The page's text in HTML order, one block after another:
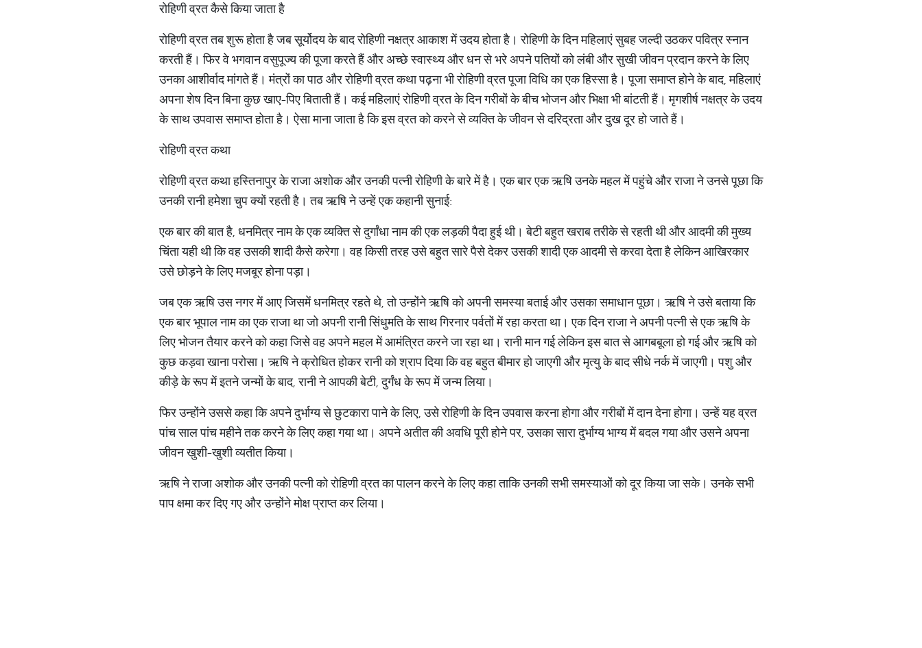
रोहिणी व्रत कैसे किया जाता है
रोहिणी व्रत तब शुरू होता है जब सूर्योदय के बाद रोहिणी नक्षत्र आकाश में उदय होता है। रोहिणी के दिन महिलाएं सुबह जल्दी उठकर पवित्र स्नान
करती हैं। फिर वे भगवान वसुपूज्य की पूजा करते हैं और अच्छे स्वास्थ्य और धन से भरे अपने पतियों को लंबी और सुखी जीवन प्रदान करने के लिए
उनका आशीर्वाद मांगते हैं। मंत्रों का पाठ और रोहिणी व्रत कथा पढ़ना भी रोहिणी व्रत पूजा विधि का एक हिस्सा है। पूजा समाप्त होने के बाद, महिलाएं
अपना शेष दिन बिना कुछ खाए-पिए बिताती हैं। कई महिलाएं रोहिणी व्रत के दिन गरीबों के बीच भोजन और भिक्षा भी बांटती हैं। मृगशीर्ष नक्षत्र के उदय
के साथ उपवास समाप्त होता है। ऐसा माना जाता है कि इस व्रत को करने से व्यक्ति के जीवन से दरिद्रता और दुख दूर हो जाते हैं।
रोहिणी व्रत कथा
रोहिणी व्रत कथा हस्तिनापुर के राजा अशोक और उनकी पत्नी रोहिणी के बारे में है। एक बार एक ऋषि उनके महल में पहुंचे और राजा ने उनसे पूछा कि
उनकी रानी हमेशा चुप क्यों रहती है। तब ऋषि ने उन्हें एक कहानी सुनाई:
एक बार की बात है, धनमित्र नाम के एक व्यक्ति से दुर्गांधा नाम की एक लड़की पैदा हुई थी। बेटी बहुत खराब तरीके से रहती थी और आदमी की मुख्य
चिंता यही थी कि वह उसकी शादी कैसे करेगा। वह किसी तरह उसे बहुत सारे पैसे देकर उसकी शादी एक आदमी से करवा देता है लेकिन आखिरकार
उसे छोड़ने के लिए मजबूर होना पड़ा।
जब एक ऋषि उस नगर में आए जिसमें धनमित्र रहते थे, तो उन्होंने ऋषि को अपनी समस्या बताई और उसका समाधान पूछा। ऋषि ने उसे बताया कि
एक बार भूपाल नाम का एक राजा था जो अपनी रानी सिंधुमति के साथ गिरनार पर्वतों में रहा करता था। एक दिन राजा ने अपनी पत्नी से एक ऋषि के
लिए भोजन तैयार करने को कहा जिसे वह अपने महल में आमंत्रित करने जा रहा था। रानी मान गई लेकिन इस बात से आगबबूला हो गई और ऋषि को
कुछ कड़वा खाना परोसा। ऋषि ने क्रोधित होकर रानी को श्राप दिया कि वह बहुत बीमार हो जाएगी और मृत्यु के बाद सीधे नर्क में जाएगी। पशु और
कीड़े के रूप में इतने जन्मों के बाद, रानी ने आपकी बेटी, दुर्गंध के रूप में जन्म लिया।
फिर उन्होंने उससे कहा कि अपने दुर्भाग्य से छुटकारा पाने के लिए, उसे रोहिणी के दिन उपवास करना होगा और गरीबों में दान देना होगा। उन्हें यह व्रत
पांच साल पांच महीने तक करने के लिए कहा गया था। अपने अतीत की अवधि पूरी होने पर, उसका सारा दुर्भाग्य भाग्य में बदल गया और उसने अपना
जीवन खुशी-खुशी व्यतीत किया।
ऋषि ने राजा अशोक और उनकी पत्नी को रोहिणी व्रत का पालन करने के लिए कहा ताकि उनकी सभी समस्याओं को दूर किया जा सके। उनके सभी
पाप क्षमा कर दिए गए और उन्होंने मोक्ष प्राप्त कर लिया।